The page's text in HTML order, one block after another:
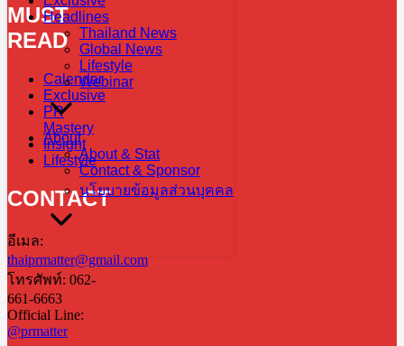
Headlines
Thailand News
Global News
Lifestyle
Webinar
About
About & Stat
Contact & Sponsor
นโยบายข้อมูลส่วนบุคคล
MUST
READ
Calendar
Exclusive
PR
Mastery
Insight
Lifestyle
CONTACT
อีเมล:
thaiprmatter@gmail.com
โทรศัพท์: 062-
661-6663
Official Line:
@prmatter